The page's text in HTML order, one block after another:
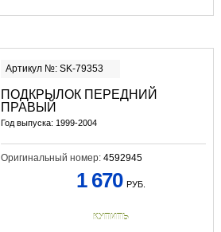
Артикул №: SK-79353
ПОДКРЫЛОК ПЕРЕДНИЙ
ПРАВЫЙ
Год выпуска: 1999-2004
Оригинальный номер: 4592945
1 670 РУБ.
КУПИТЬ